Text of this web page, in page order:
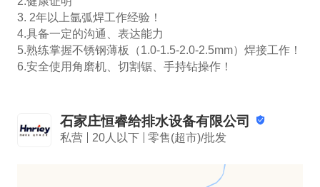
3. 2年以上氩弧焊工作经验！
4.具备一定的沟通、表达能力
5.熟练掌握不锈钢薄板（1.0-1.5-2.0-2.5mm）焊接工作！
6.安全使用角磨机、切割锯、手持钻操作！
石家庄恒睿给排水设备有限公司
私营 20人以下 零售(超市)/批发